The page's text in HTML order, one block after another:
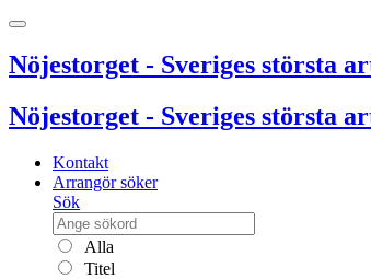
Nöjestorget - Sveriges största
Nöjestorget - Sveriges största
Kontakt
Arrangör söker
Sök
Alla
Titel